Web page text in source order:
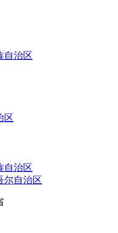
自治区
区
自治区
尔自治区